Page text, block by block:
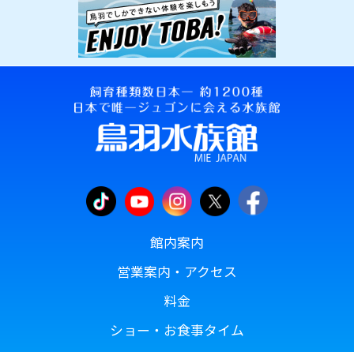
館内案内
営業案内・アクセス
料金
ショー・お食事タイム